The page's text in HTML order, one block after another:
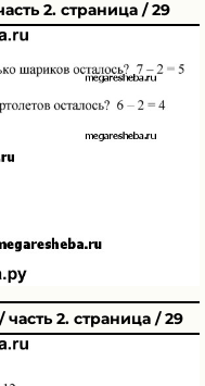
2. страница / 29
2. страница / 29